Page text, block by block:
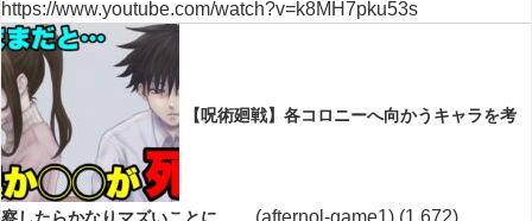
https://www.youtube.com/watch?v=k8MH7pku53s
【呪術廻戦】各コロニーへ向かうキャラを考
(afternol-game1) (1,672)